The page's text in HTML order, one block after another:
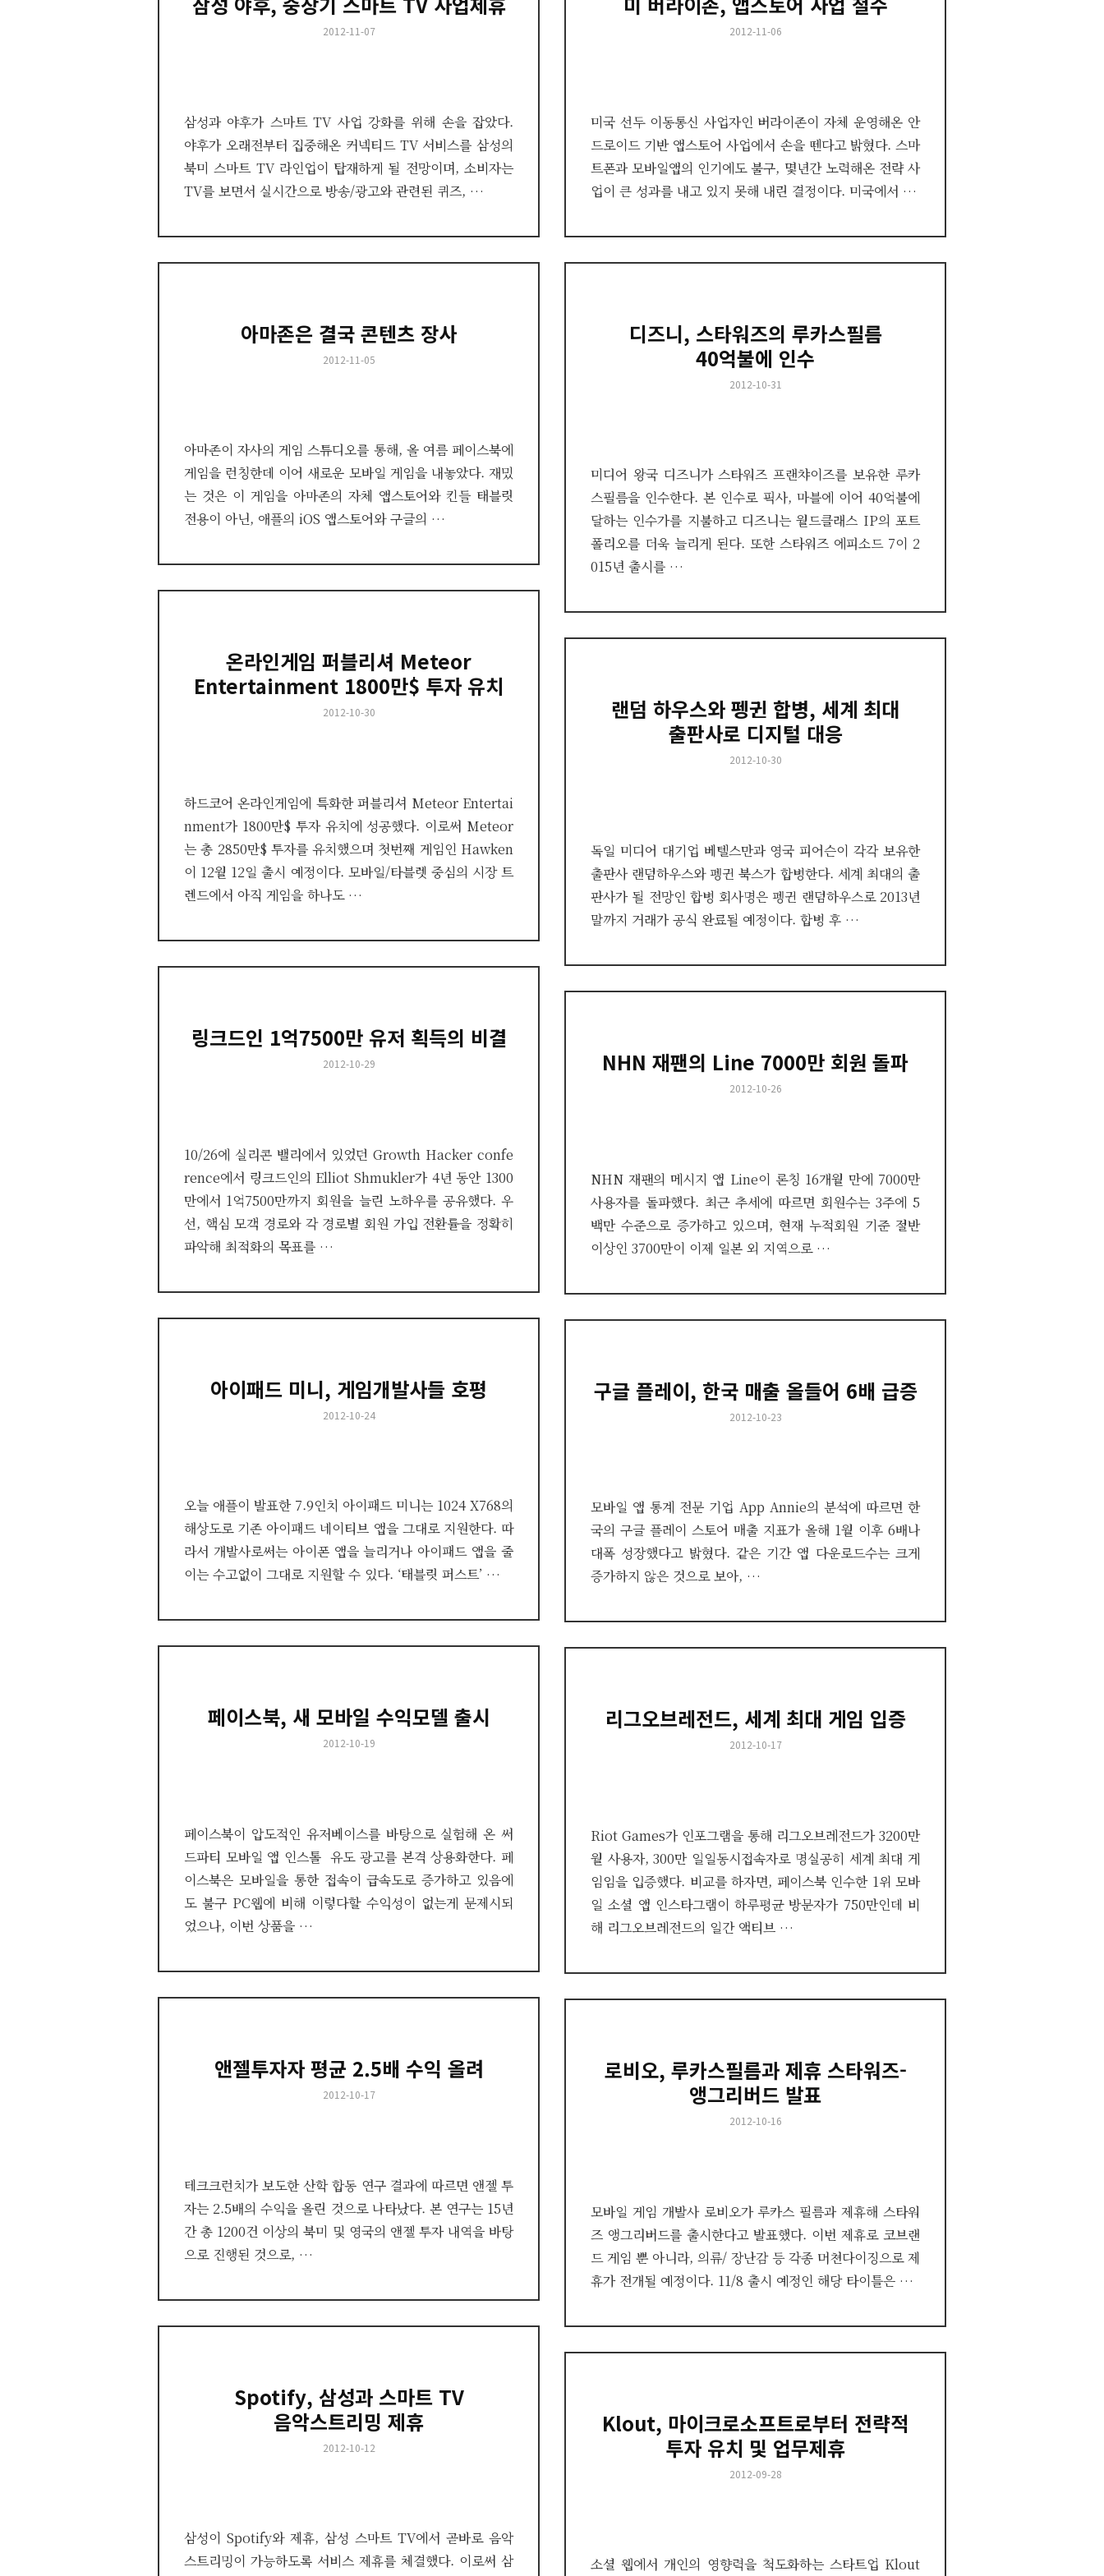
Posted
2012-11-07
삼성과 야후가 스마트 TV 사업 강화를 위해 손을 잡았다.
야후가 오래전부터 집중해온 커넥티드 TV 서비스를 삼성의
북미 스마트 TV 라인업이 탑재하게 될 전망이며, 소비자는
TV를 보면서 실시간으로 방송/광고와 관련된 퀴즈, …
Posted
2012-11-06
미국 선두 이동통신 사업자인 버라이존이 자체 운영해온 안
드로이드 기반 앱스토어 사업에서 손을 뗀다고 밝혔다. 스마
트폰과 모바일앱의 인기에도 불구, 몇년간 노력해온 전략 사
업이 큰 성과를 내고 있지 못해 내린 결정이다. 미국에서 …
아마존은 결국 콘텐츠 장사
Posted
2012-11-05
아마존이 자사의 게임 스튜디오를 통해, 올 여름 페이스북에
게임을 런칭한데 이어 새로운 모바일 게임을 내놓았다. 재밌
는 것은 이 게임을 아마존의 자체 앱스토어와 킨들 태블릿
전용이 아닌, 애플의 iOS 앱스토어와 구글의 …
디즈니, 스타워즈의 루카스필름
40억불에 인수
Posted
2012-10-31
미디어 왕국 디즈니가 스타워즈 프랜챠이즈를 보유한 루카
스필름을 인수한다. 본 인수로 픽사, 마블에 이어 40억불에
달하는 인수가를 지불하고 디즈니는 월드클래스 IP의 포트
폴리오를 더욱 늘리게 된다. 또한 스타워즈 에피소드 7이 2
015년 출시를 …
온라인게임 퍼블리셔 Meteor
Entertainment 1800만$ 투자 유치
Posted
2012-10-30
하드코어 온라인게임에 특화한 퍼블리셔 Meteor Entertai
nment가 1800만$ 투자 유치에 성공했다. 이로써 Meteor
는 총 2850만$ 투자를 유치했으며 첫번째 게임인 Hawken
이 12월 12일 출시 예정이다. 모바일/타블렛 중심의 시장 트
렌드에서 아직 게임을 하나도 …
랜덤 하우스와 펭귄 합병, 세계 최대
출판사로 디지털 대응
Posted
2012-10-30
독일 미디어 대기업 베텔스만과 영국 피어슨이 각각 보유한
출판사 랜덤하우스와 펭귄 북스가 합병한다. 세계 최대의 출
판사가 될 전망인 합병 회사명은 펭귄 랜덤하우스로 2013년
말까지 거래가 공식 완료될 예정이다. 합병 후 …
링크드인 1억7500만 유저 획득의 비결
Posted
2012-10-29
10/26에 실리콘 밸리에서 있었던 Growth Hacker confe
rence에서 링크드인의 Elliot Shmukler가 4년 동안 1300
만에서 1억7500만까지 회원을 늘린 노하우를 공유했다. 우
선, 핵심 모객 경로와 각 경로별 회원 가입 전환률을 정확히
파악해 최적화의 목표를 …
NHN 재팬의 Line 7000만 회원 돌파
Posted
2012-10-26
NHN 재팬의 메시지 앱 Line이 론칭 16개월 만에 7000만
사용자를 돌파했다. 최근 추세에 따르면 회원수는 3주에 5
백만 수준으로 증가하고 있으며, 현재 누적회원 기준 절반
이상인 3700만이 이제 일본 외 지역으로 …
아이패드 미니, 게임개발사들 호평
Posted
2012-10-24
오늘 애플이 발표한 7.9인치 아이패드 미니는 1024 X768의
해상도로 기존 아이패드 네이티브 앱을 그대로 지원한다. 따
라서 개발사로써는 아이폰 앱을 늘리거나 아이패드 앱을 줄
이는 수고없이 그대로 지원할 수 있다. ‘태블릿 퍼스트’ …
구글 플레이, 한국 매출 올들어 6배 급증
Posted
2012-10-23
모바일 앱 통계 전문 기업 App Annie의 분석에 따르면 한
국의 구글 플레이 스토어 매출 지표가 올해 1월 이후 6배나
대폭 성장했다고 밝혔다. 같은 기간 앱 다운로드수는 크게
증가하지 않은 것으로 보아, …
페이스북, 새 모바일 수익모델 출시
Posted
2012-10-19
페이스북이 압도적인 유저베이스를 바탕으로 실험해 온 써
드파티 모바일 앱 인스톨 유도 광고를 본격 상용화한다. 페
이스북은 모바일을 통한 접속이 급속도로 증가하고 있음에
도 불구 PC웹에 비해 이렇다할 수익성이 없는게 문제시되
었으나, 이번 상품을 …
리그오브레전드, 세계 최대 게임 입증
Posted
2012-10-17
Riot Games가 인포그램을 통해 리그오브레전드가 3200만
월 사용자, 300만 일일동시접속자로 명실공히 세계 최대 게
임임을 입증했다. 비교를 하자면, 페이스북 인수한 1위 모바
일 소셜 앱 인스타그램이 하루평균 방문자가 750만인데 비
해 리그오브레전드의 일간 액티브 …
앤젤투자자 평균 2.5배 수익 올려
Posted
2012-10-17
테크크런치가 보도한 산학 합동 연구 결과에 따르면 앤젤 투
자는 2.5배의 수익을 올린 것으로 나타났다. 본 연구는 15년
간 총 1200건 이상의 북미 및 영국의 앤젤 투자 내역을 바탕
으로 진행된 것으로, …
로비오, 루카스필름과 제휴 스타워즈-
앵그리버드 발표
Posted
2012-10-16
모바일 게임 개발사 로비오가 루카스 필름과 제휴해 스타워
즈 앵그리버드를 출시한다고 발표했다. 이번 제휴로 코브랜
드 게임 뿐 아니라, 의류/ 장난감 등 각종 머쳔다이징으로 제
휴가 전개될 예정이다. 11/8 출시 예정인 해당 타이틀은 …
Spotify, 삼성과 스마트 TV
음악스트리밍 제휴
Posted
2012-10-12
삼성이 Spotify와 제휴, 삼성 스마트 TV에서 곧바로 음악
스트리밍이 가능하도록 서비스 제휴를 체결했다. 이로써 삼
Klout, 마이크로소프트로부터 전략적
투자 유치 및 업무제휴
Posted
2012-09-28
소셜 웹에서 개인의 영향력을 척도화하는 스타트업 Klout